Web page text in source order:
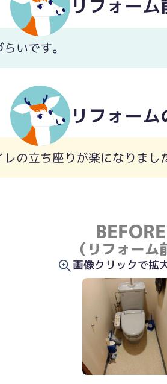
リフォー
いです。
リフォー
の立ち座りが楽になりまし
BEFORE
（リフォーム
画像クリックで拡